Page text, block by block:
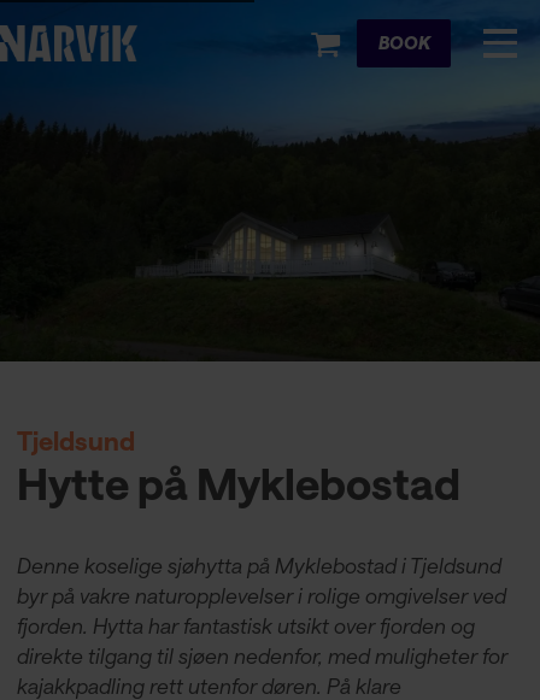
Cart
BOOK
Tjeldsund
Hytte på Myklebostad
Denne koselige sjøhytta på Myklebostad i Tjeldsund
byr på vakre naturopplevelser i rolige omgivelser ved
fjorden. Hytta har fantastisk utsikt over fjorden og
direkte tilgang til sjøen nedenfor, med muligheter for
kajakkpadling rett utenfor døren. På klare